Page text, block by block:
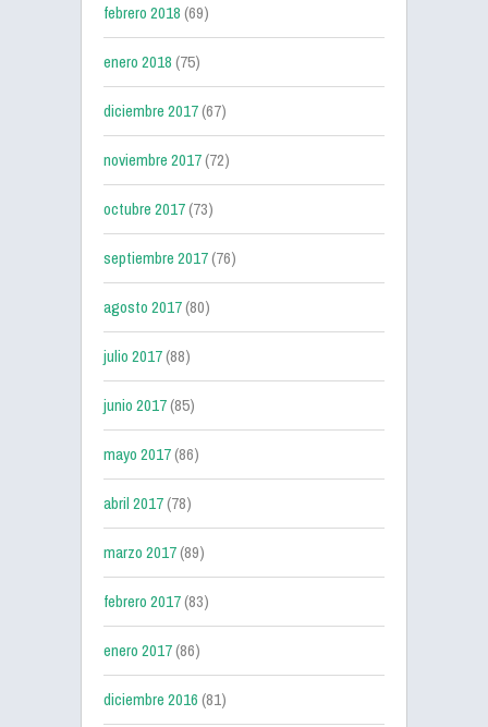
febrero 2018(69)
enero 2018(75)
diciembre 2017(67)
noviembre 2017(72)
octubre 2017(73)
septiembre 2017(76)
agosto 2017(80)
julio 2017(88)
junio 2017(85)
mayo 2017(86)
abril 2017(78)
marzo 2017(89)
febrero 2017(83)
enero 2017(86)
diciembre 2016(81)